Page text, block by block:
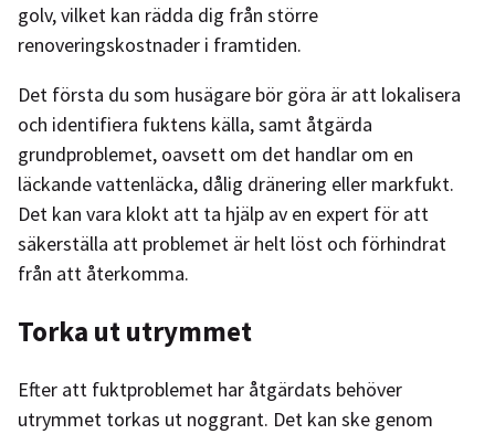
golv, vilket kan rädda dig från större
renoveringskostnader i framtiden.
Det första du som husägare bör göra är att lokalisera
och identifiera fuktens källa, samt åtgärda
grundproblemet, oavsett om det handlar om en
läckande vattenläcka, dålig dränering eller markfukt.
Det kan vara klokt att ta hjälp av en expert för att
säkerställa att problemet är helt löst och förhindrat
från att återkomma.
Torka ut utrymmet
Efter att fuktproblemet har åtgärdats behöver
utrymmet torkas ut noggrant. Det kan ske genom